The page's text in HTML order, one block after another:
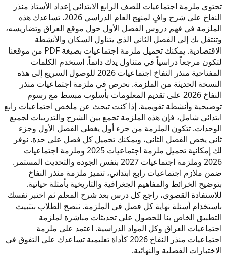
تحتوي ملزمة اجتماعيات للصف الرابع الابتدائي إعداد الأستاذ منذر
النفاخ على شرح وافٍ لمنهج العام الدراسي 2026. تساعدك هذه
الملزمة في فهم دروس الفصل الأول حول موقع العراق وتضاريسه،
وتنتقل بك إلى الفصل الثاني الذي يتناول السكان والأنشطة
الاقتصادية. يمكنك تحميل ملزمة اجتماعيات بصيغة PDF من موقعنا
لتكون مرجعاً دراسياً في متناول يدك دائماً. استخدم الكلمات
المفتاحية منذر النفاخ اجتماعيات 2026 للوصول السريع إلى هذه
النسخة الحديثة من الملزمة. نحرص في ملزمة اجتماعيات منذر
النفاخ 2026 على تقديم المعلومات بأسلوب مبسط مع رسوم
توضيحية وأنشطة تقويمية. إذا كنت تبحث عن ملخص اجتماعيات رابع
ابتدائي شامل، فإن هذه الملزمة تجمع بين الشرح والتدريبات لجميع
الوحدات. تتكون الملزمة من جزء أول يغطي الفصل الأول وجزء
ثاني يخص الفصل الثاني، ويمكنك تحميل كل فصل على حدة. نوفر
لك إمكانية تحميل ملزمة اجتماعيات 2025 وملزمة اجتماعيات
2026 وملزمة اجتماعيات 2027 بنفس الجودة والتحديث المستمر.
ضمن ملازم اجتماعيات رابع ابتدائي، تتميز ملزمة منذر النفاخ
بتوضيح الخرائط والمفاهيم الجغرافية والتاريخية بأمثلة حياتية.
للاستفادة القصوى، راجع كل درس بعد شرح المعلم ثم اختبر نفسك
باستخدام أسئلة نهاية كل فصل في الملزمة. ننصح الطلاب بتثبيت
التطبيق الخاص بنا للحصول على تحديثات مباشرة لملزمة
اجتماعيات العراق وكل المواد الدراسية. اعتمد على ملزمة
اجتماعيات منذر النفاخ 2026 كأداة تعليمية تساعدك على التفوق في
الاختبارات الفصلية والنهائية.